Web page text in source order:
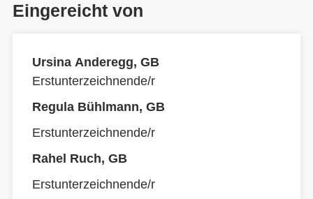
Eingereicht von
Ursina Anderegg, GB
Erstunterzeichnende/r
Regula Bühlmann, GB
Erstunterzeichnende/r
Rahel Ruch, GB
Erstunterzeichnende/r